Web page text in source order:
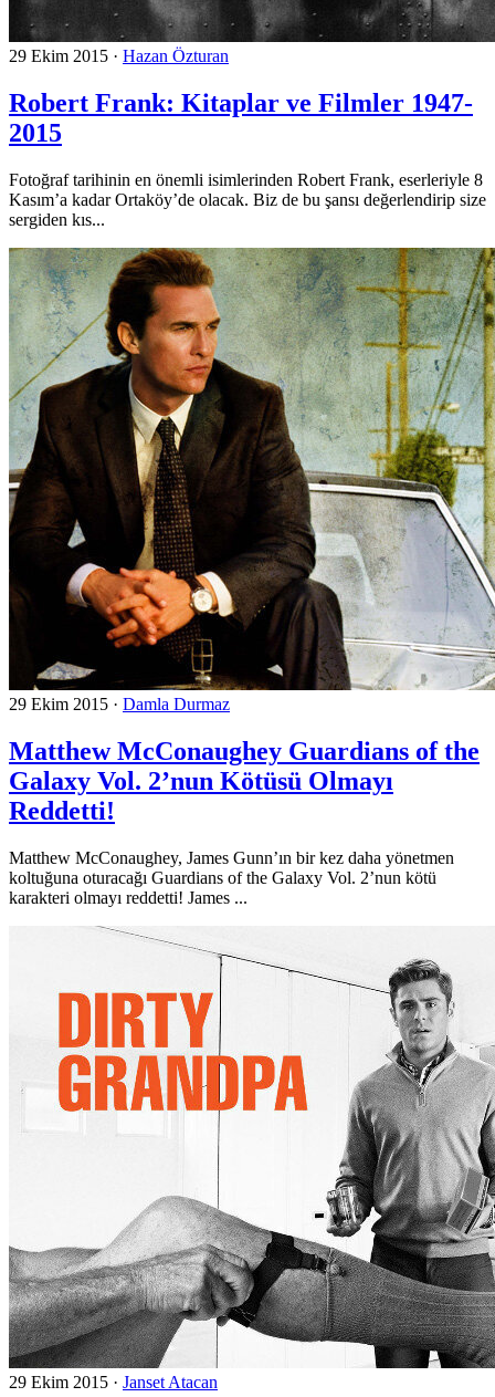
29 Ekim 2015 · Hazan Özturan
Robert Frank: Kitaplar ve Filmler 1947-
2015
Fotoğraf tarihinin en önemli isimlerinden Robert Frank, eserleriyle 8
Kasım’a kadar Ortaköy’de olacak. Biz de bu şansı değerlendirip size
sergiden kıs...
29 Ekim 2015 · Damla Durmaz
Matthew McConaughey Guardians of the
Galaxy Vol. 2’nun Kötüsü Olmayı
Reddetti!
Matthew McConaughey, James Gunn’ın bir kez daha yönetmen
koltuğuna oturacağı Guardians of the Galaxy Vol. 2’nun kötü
karakteri olmayı reddetti! James ...
29 Ekim 2015 · Janset Atacan